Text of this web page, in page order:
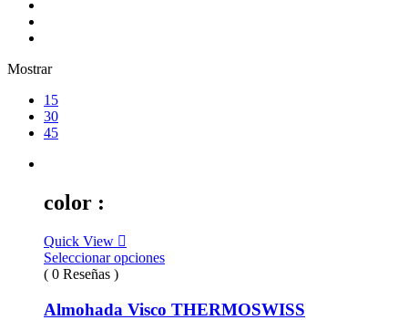
Mostrar
15
30
45
color :
Quick View
Seleccionar opciones
( 0 Reseñas )
Almohada Visco THERMOSWISS